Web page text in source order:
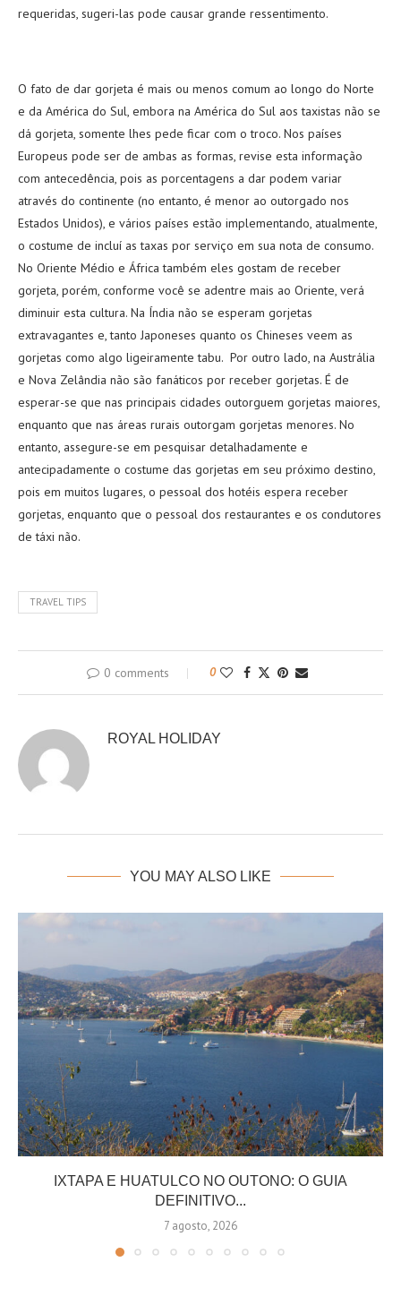
requeridas, sugeri-las pode causar grande ressentimento.
O fato de dar gorjeta é mais ou menos comum ao longo do Norte
e da América do Sul, embora na América do Sul aos taxistas não se
dá gorjeta, somente lhes pede ficar com o troco. Nos países
Europeus pode ser de ambas as formas, revise esta informação
com antecedência, pois as porcentagens a dar podem variar
através do continente (no entanto, é menor ao outorgado nos
Estados Unidos), e vários países estão implementando, atualmente,
o costume de incluí as taxas por serviço em sua nota de consumo.
No Oriente Médio e África também eles gostam de receber
gorjeta, porém, conforme você se adentre mais ao Oriente, verá
diminuir esta cultura. Na Índia não se esperam gorjetas
extravagantes e, tanto Japoneses quanto os Chineses veem as
gorjetas como algo ligeiramente tabu. Por outro lado, na Austrália
e Nova Zelândia não são fanáticos por receber gorjetas. É de
esperar-se que nas principais cidades outorguem gorjetas maiores,
enquanto que nas áreas rurais outorgam gorjetas menores. No
entanto, assegure-se em pesquisar detalhadamente e
antecipadamente o costume das gorjetas em seu próximo destino,
pois em muitos lugares, o pessoal dos hotéis espera receber
gorjetas, enquanto que o pessoal dos restaurantes e os condutores
de táxi não.
TRAVEL TIPS
0 comments 0
ROYAL HOLIDAY
YOU MAY ALSO LIKE
IXTAPA E HUATULCO NO OUTONO: O GUIA
DEFINITIVO...
7 agosto, 2026